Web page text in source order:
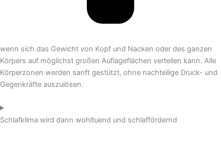
wenn sich das Gewicht von Kopf und Nacken oder des ganzen
Körpers auf möglichst großen Auflageflächen verteilen kann. Alle
Körperzonen werden sanft gestützt, ohne nachteilige Druck- und
Gegenkräfte auszulösen.
Schlafklima wird dann wohltuend und schlaffördernd